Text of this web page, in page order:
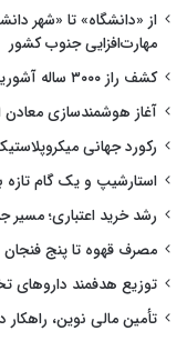
از «دانشگاه» تا «شهر
مهارت‌افزایی جنوب کشور
کشف راز ۳۰۰۰ ساله آشوریان
آغاز هوشمندسازی معادن
رکورد جهانی
استارشیپ و یک گام
رشد خرید اعتباری؛ مسیر
مصرف قهوه تا پنج
توزیع هدفمند داروهای
تأمین مالی نوین،